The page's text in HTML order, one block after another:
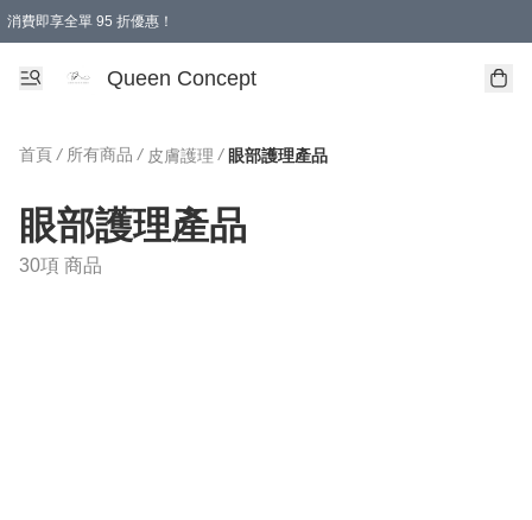
消費即享全單 95 折優惠！
Queen Concept
首頁 / 所有商品 / 皮膚護理 / 眼部護理產品
眼部護理產品
30項 商品